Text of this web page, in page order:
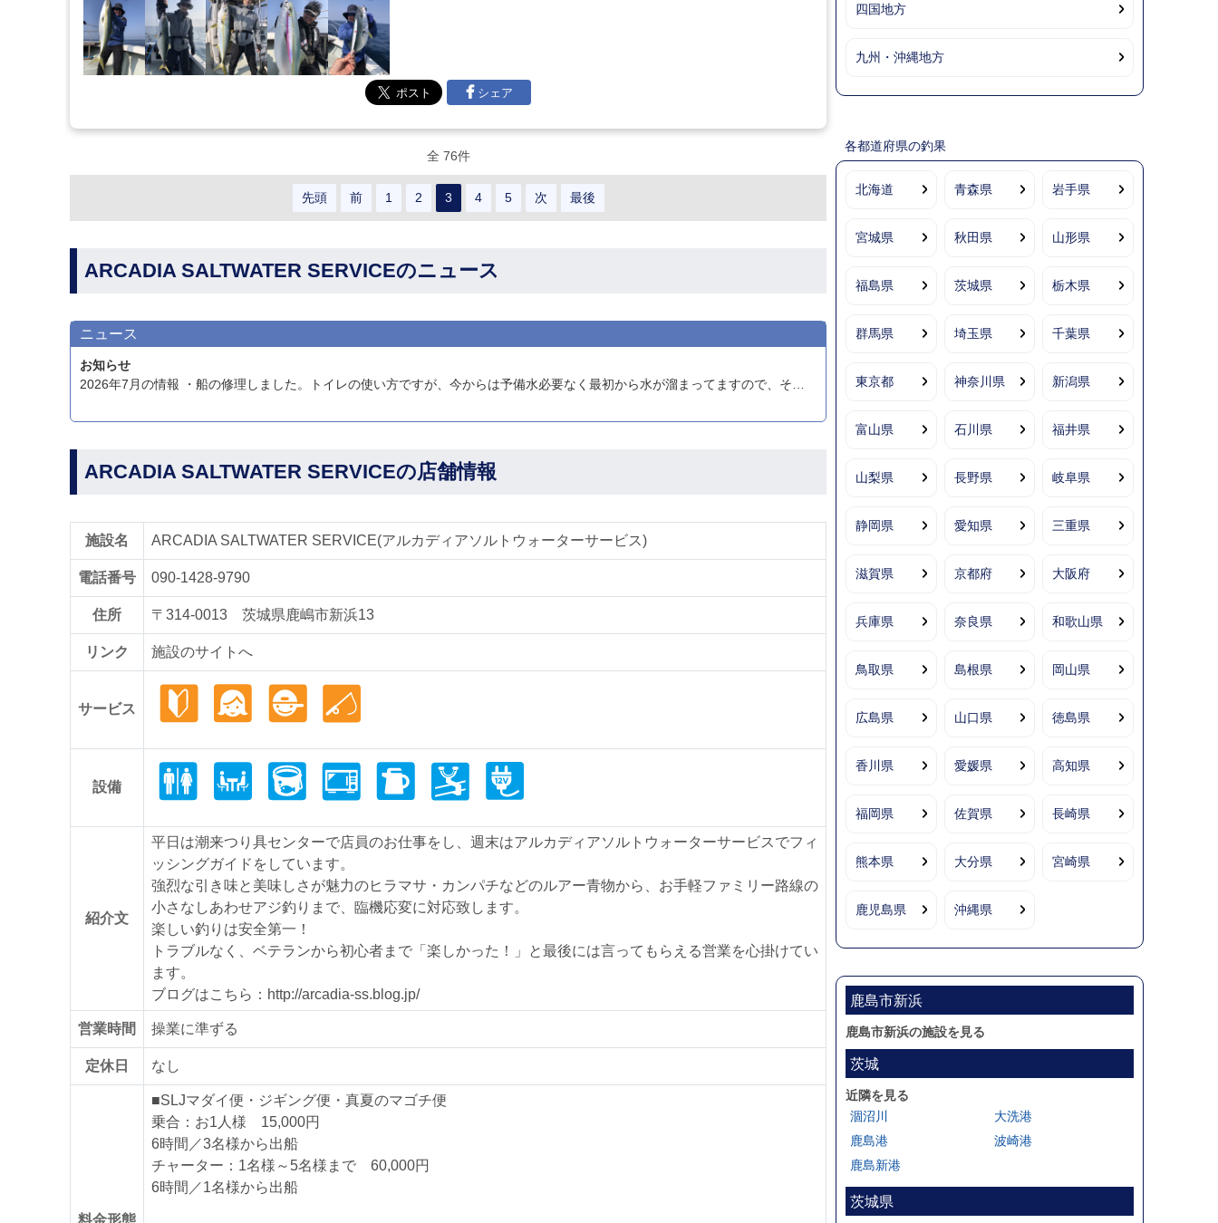
シェア
全 76件
先頭 前 1 2 3 4 5 次 最後
ARCADIA SALTWATER SERVICEのニュース
ニュース
お知らせ
ARCADIA SALTWATER SERVICEの店舗情報
施設名 ARCADIA SALTWATER SERVICE(アルカディアソルトウォーターサービス)
電話番号 090-1428-9790
住所 〒314-0013 茨城県鹿嶋市新浜13
リンク 施設のサイトへ
サービス
設備
紹介文
平日は潮来つり具センターで店員のお仕事をし、週末はアルカディアソルトウォーターサービスでフィ
ッシングガイドをしています。
強烈な引き味と美味しさが魅力のヒラマサ・カンパチなどのルアー青物から、お手軽ファミリー路線の
小さなしあわせアジ釣りまで、臨機応変に対応致します。
楽しい釣りは安全第一！
トラブルなく、ベテランから初心者まで「楽しかった！」と最後には言ってもらえる営業を心掛けてい
ます。
ブログはこちら：http://arcadia-ss.blog.jp/
営業時間 操業に準ずる
定休日 なし
料金形態
■SLJマダイ便・ジギング便・真夏のマゴチ便
乗合：お1人様 15,000円
6時間／3名様から出船
チャーター：1名様～5名様まで 60,000円
6時間／1名様から出船
四国地方
九州・沖縄地方
各都道府県の釣果
北海道 青森県 岩手県
宮城県 秋田県 山形県
福島県 茨城県 栃木県
群馬県 埼玉県 千葉県
東京都 神奈川県 新潟県
富山県 石川県 福井県
山梨県 長野県 岐阜県
静岡県 愛知県 三重県
滋賀県 京都府 大阪府
兵庫県 奈良県 和歌山県
鳥取県 島根県 岡山県
広島県 山口県 徳島県
香川県 愛媛県 高知県
福岡県 佐賀県 長崎県
熊本県 大分県 宮崎県
鹿児島県 沖縄県
鹿島市新浜
鹿島市新浜の施設を見る
茨城
近隣を見る
涸沼川
大洗港
鹿島港
波崎港
鹿島新港
茨城県